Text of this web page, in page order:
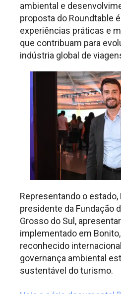
ambiental e
proposta do Roundtable
experiências práticas e
que contribuam para
indústria global de
Representando o estado,
presidente da Fundação
Grosso do Sul,
implementado em
reconhecido
governança ambiental
sustentável do turismo.